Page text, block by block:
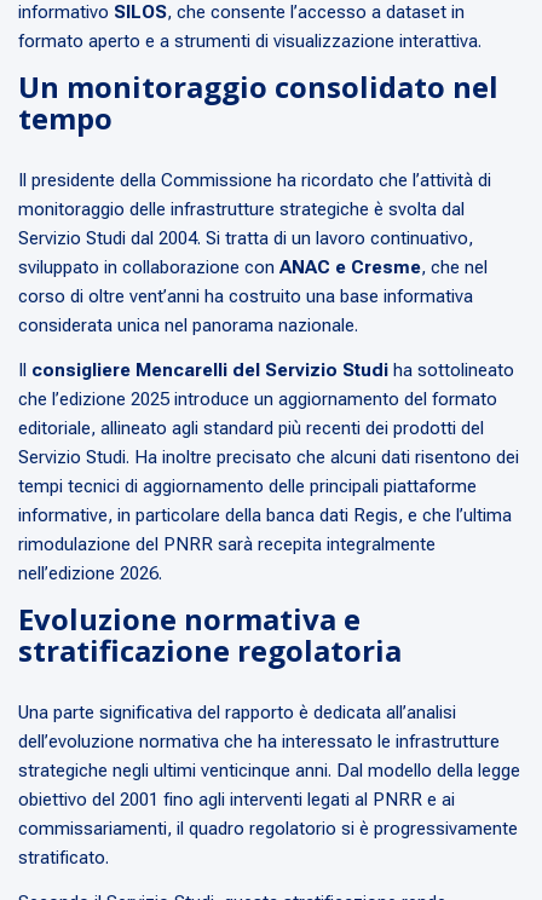
informativo SILOS, che consente l’accesso a dataset in
formato aperto e a strumenti di visualizzazione interattiva.
Un monitoraggio consolidato nel
tempo
Il presidente della Commissione ha ricordato che l’attività di
monitoraggio delle infrastrutture strategiche è svolta dal
Servizio Studi dal 2004. Si tratta di un lavoro continuativo,
sviluppato in collaborazione con ANAC e Cresme, che nel
corso di oltre vent’anni ha costruito una base informativa
considerata unica nel panorama nazionale.
Il consigliere Mencarelli del Servizio Studi ha sottolineato
che l’edizione 2025 introduce un aggiornamento del formato
editoriale, allineato agli standard più recenti dei prodotti del
Servizio Studi. Ha inoltre precisato che alcuni dati risentono dei
tempi tecnici di aggiornamento delle principali piattaforme
informative, in particolare della banca dati Regis, e che l’ultima
rimodulazione del PNRR sarà recepita integralmente
nell’edizione 2026.
Evoluzione normativa e
stratificazione regolatoria
Una parte significativa del rapporto è dedicata all’analisi
dell’evoluzione normativa che ha interessato le infrastrutture
strategiche negli ultimi venticinque anni. Dal modello della legge
obiettivo del 2001 fino agli interventi legati al PNRR e ai
commissariamenti, il quadro regolatorio si è progressivamente
stratificato.